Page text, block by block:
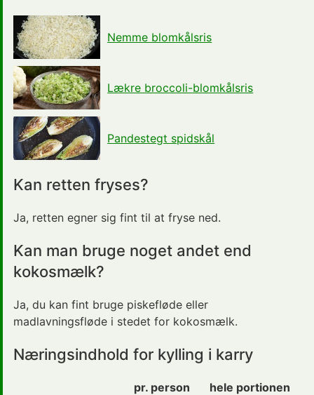
Nemme blomkålsris
Lækre broccoli-blomkålsris
Pandestegt spidskål
Kan retten fryses?
Ja, retten egner sig fint til at fryse ned.
Kan man bruge noget andet end
kokosmælk?
Ja, du kan fint bruge piskefløde eller
madlavningsfløde i stedet for kokosmælk.
Næringsindhold for kylling i karry
pr. person hele portionen